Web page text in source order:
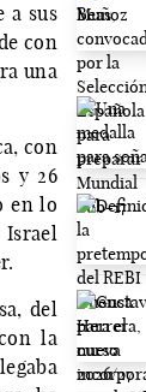
a sus
con
una
con
y 26
en lo
del
la